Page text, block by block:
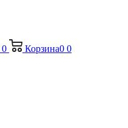
0 Корзина0 0